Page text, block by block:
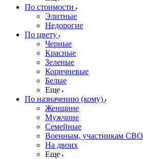
По стоимости
Элитные
Недорогие
По цвету
Черные
Красные
Зеленые
Коричневые
Белые
Еще
По назначению (кому)
Женщине
Мужчине
Семейные
Военным, участникам СВО
На двоих
Еще